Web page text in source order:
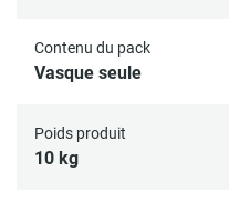
Contenu du pack
Vasque seule
Poids produit
10 kg